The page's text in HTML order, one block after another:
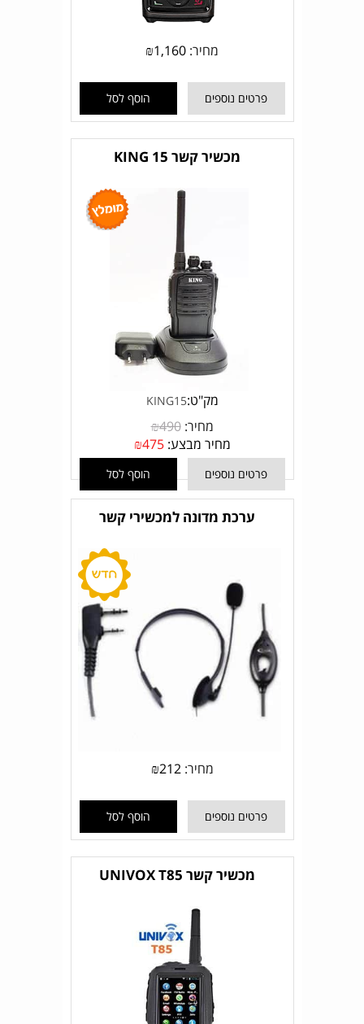
מחיר: ₪1,160
פרטים נוספים הוסף לסל
מכשיר קשר KING 15
מק"ט:KING15
מחיר: ₪490
מחיר מבצע:
₪475
פרטים נוספים הוסף לסל
ערכת מדונה למכשירי קשר
מחיר: ₪212
פרטים נוספים הוסף לסל
מכשיר קשר UNIVOX T85